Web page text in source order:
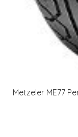
Metzeler ME77